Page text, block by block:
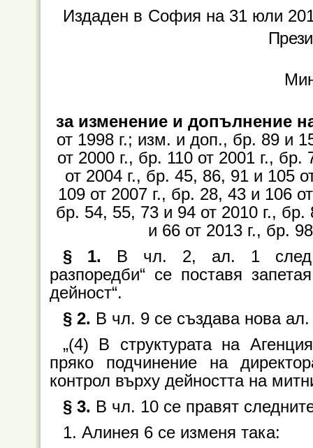
Издаден в София на 31 юли
за изменение и допълнение
от 1998 г.; изм. и доп., бр. 89 и
от 2000 г., бр. 110 от 2001 г.,
от 2004 г., бр. 45, 86, 91 и 105
109 от 2007 г., бр. 28, 43 и 106
бр. 54, 55, 73 и 94 от 2010 г., бр.
и 66 от 2013 г., бр.
§ 1. В чл. 2, ал. 1 след
разпоредби“ се поставя
дейност“.
§ 2. В чл. 9 се създава нова
„(4) В структурата на
пряко подчинение на
контрол върху дейността на
§ 3. В чл. 10 се правят
1. Алинея 6 се изменя така: